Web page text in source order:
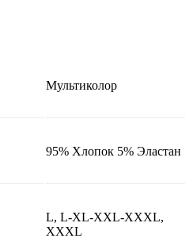
Мультиколор
95% Хлопок 5% Эластан
L, L-XL-XXL-XXXL,
XXXL